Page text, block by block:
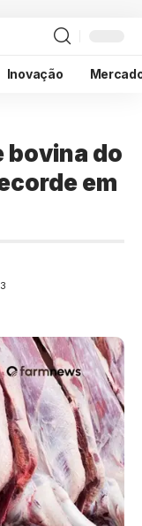
Inovação
bovina do
em